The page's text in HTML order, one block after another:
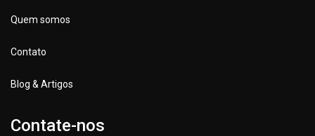
Quem somos
Contato
Blog & Artigos
Contate-nos